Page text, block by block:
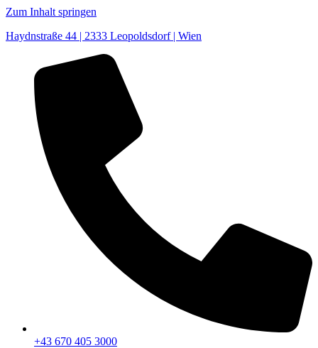
Zum Inhalt springen
Haydnstraße 44 | 2333 Leopoldsdorf | Wien
+43 670 405 3000